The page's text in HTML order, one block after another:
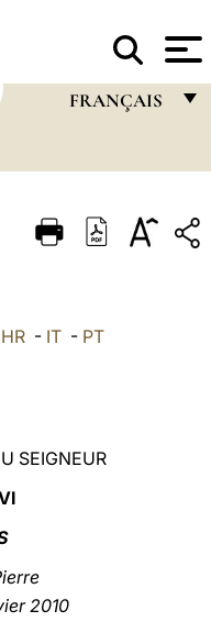
FRANÇAIS
ITALIANO
HR- IT- PT
SEIGNEUR
2010